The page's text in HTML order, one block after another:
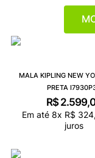
MALA KIPLING NEW
PRETA
R$ 2.599,
Em até 8x R$ 324,
juros